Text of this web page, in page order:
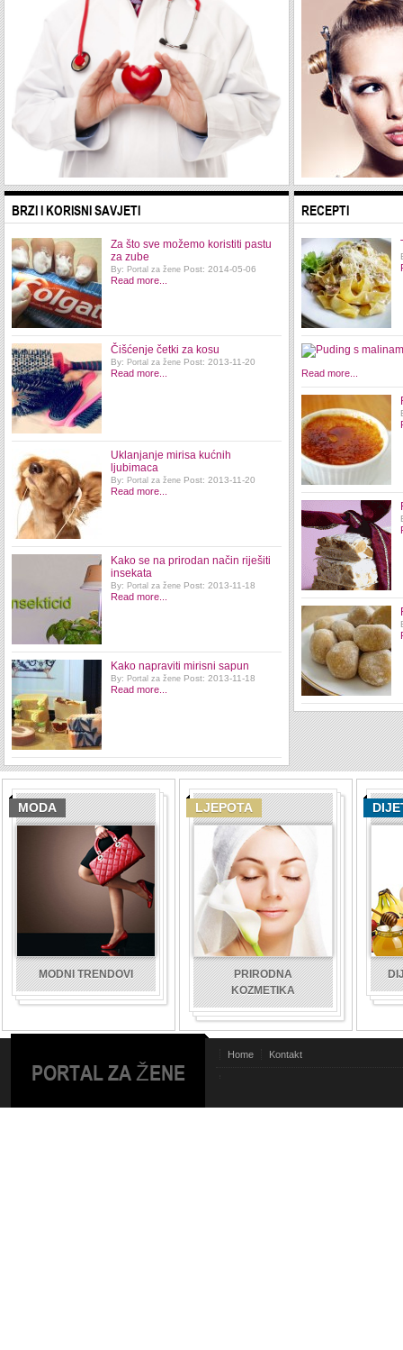
BRZI I KORISNI SAVJETI
Za što sve možemo koristiti pastu
za zube
By: Portal za žene Post: 2014-05-06
Read more...
Čišćenje četki za kosu
By: Portal za žene Post: 2013-11-20
Read more...
Uklanjanje mirisa kućnih
ljubimaca
By: Portal za žene Post: 2013-11-20
Read more...
Kako se na prirodan način riješiti
insekata
By: Portal za žene Post: 2013-11-18
Read more...
Kako napraviti mirisni sapun
By: Portal za žene Post: 2013-11-18
Read more...
RECEPTI
Read more...
MODA
MODNI TRENDOVI
LJEPOTA
PRIRODNA
KOZMETIKA
PORTAL ZA ŽENE
Home Kontakt